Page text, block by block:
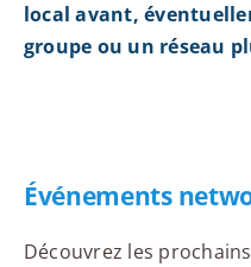
local avant,
groupe ou un réseau
Événements
Découvrez les